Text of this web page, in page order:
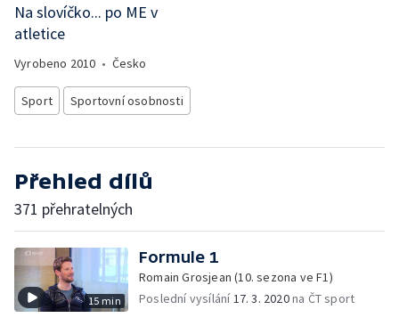
Na slovíčko... po ME v
atletice
Vyrobeno 2010 • Česko
Sport Sportovní osobnosti
Přehled dílů
371 přehratelných
15 min
Formule 1
Romain Grosjean (10. sezona ve F1)
Poslední vysílání17. 3. 2020na ČT sport